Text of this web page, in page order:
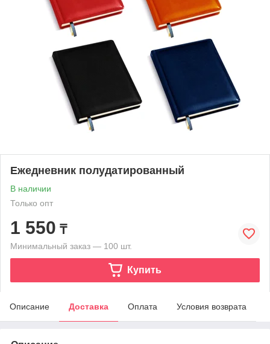
Ежедневник полудатированный
В наличии
Только опт
1 550 ₸
Минимальный заказ — 100 шт.
Купить
Описание Доставка Оплата Условия возврата